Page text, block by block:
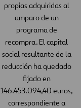
propias adquiridas al
amparo de un
programa de
recompra. El capital
social resultante de la
reducción ha quedado
fijado en
146.453.094,40 euros,
correspondiente a